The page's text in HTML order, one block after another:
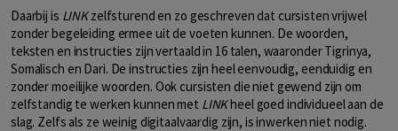
Daarbij is LINKzelfsturend en zo geschreven dat cursisten vrijwel
zonder begeleiding ermee uit de voeten kunnen. De woorden,
teksten en instructies zijn vertaald in 16 talen, waaronder Tigrinya,
Somalisch en Dari. De instructies zijn heel eenvoudig, eenduidig en
zonder moeilijke woorden. Ook cursisten die niet gewend zijn om
zelfstandig te werken kunnen met LINKheel goed individueel aan de
slag. Zelfs als ze weinig digitaalvaardig zijn, is inwerken niet nodig.